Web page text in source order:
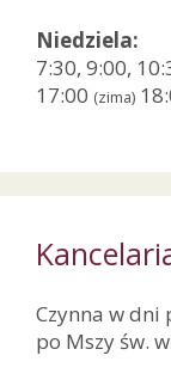
Niedziela:
7:30, 9:00,
17:00 (zima)
Czynna w dni
po Mszy św.